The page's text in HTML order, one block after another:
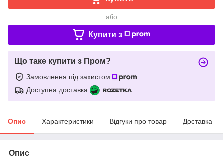
або
Купити з
Що таке купити з Пром?
Замовлення під захистом
Доступна доставка
Опис Характеристики Відгуки про товар Доставка
Опис